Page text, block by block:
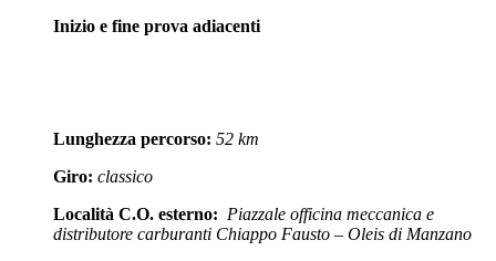
Inizio e fine prova adiacenti
Lunghezza percorso: 52 km
Giro: classico
Località C.O. esterno: Piazzale officina meccanica e
distributore carburanti Chiappo Fausto – Oleis di Manzano